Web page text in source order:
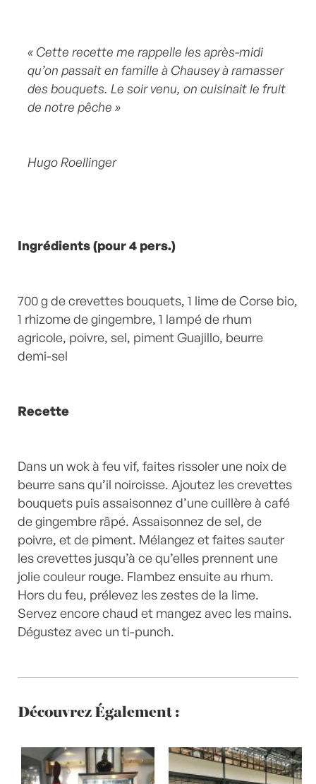
« Cette recette me rappelle les après-midi
qu’on passait en famille à Chausey à ramasser
des bouquets. Le soir venu, on cuisinait le fruit
de notre pêche »
Hugo Roellinger
Ingrédients (pour 4 pers.)
700 g de crevettes bouquets, 1 lime de Corse bio,
1 rhizome de gingembre, 1 lampé de rhum
agricole, poivre, sel, piment Guajillo, beurre
demi-sel
Recette
Dans un wok à feu vif, faites rissoler une noix de
beurre sans qu’il noircisse. Ajoutez les crevettes
bouquets puis assaisonnez d’une cuillère à café
de gingembre râpé. Assaisonnez de sel, de
poivre, et de piment. Mélangez et faites sauter
les crevettes jusqu’à ce qu’elles prennent une
jolie couleur rouge. Flambez ensuite au rhum.
Hors du feu, prélevez les zestes de la lime.
Servez encore chaud et mangez avec les mains.
Dégustez avec un ti-punch.
Découvrez Également :